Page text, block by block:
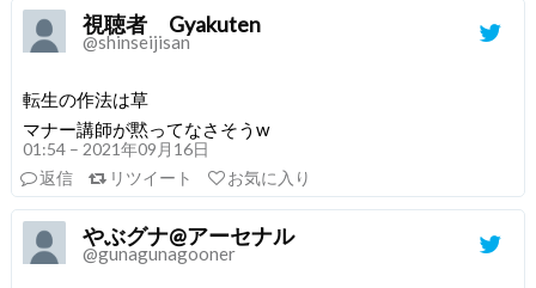
視聴者 Gyakuten
@shinseijisan
転生の作法は草
マナー講師が黙ってなさそうw
01:54 – 2021年09月16日
返信
リツイート お気に入り
やぶグナ@アーセナル
@gunagunagooner